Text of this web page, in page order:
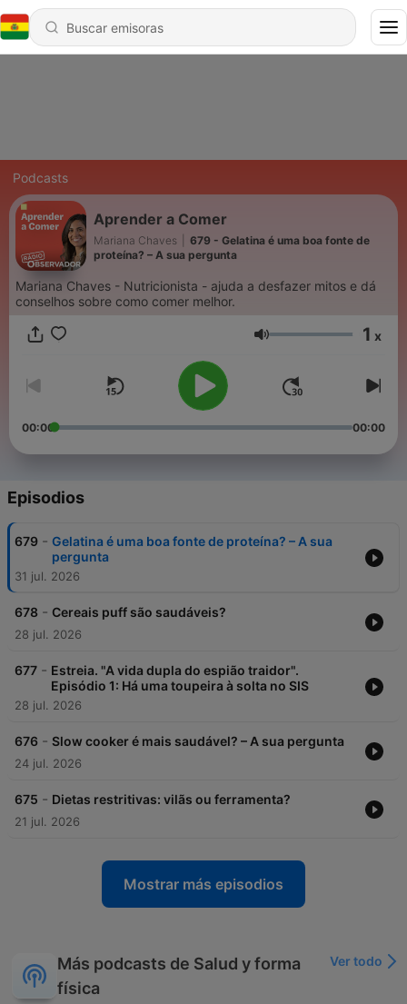
Podcasts
Aprender a Comer
Mariana Chaves
679 - Gelatina é uma boa fonte de
proteína? – A sua pergunta
Mariana Chaves - Nutricionista - ajuda a desfazer mitos e dá
conselhos sobre como comer melhor.
Volumen 1 x
00:00 00:00
Episodios
679 - Gelatina é uma boa fonte de proteína? – A sua
pergunta
31 jul. 2026
678 - Cereais puff são saudáveis?
28 jul. 2026
677 - Estreia. "A vida dupla do espião traidor".
Episódio 1: Há uma toupeira à solta no SIS
28 jul. 2026
676 - Slow cooker é mais saudável? – A sua pergunta
24 jul. 2026
675 - Dietas restritivas: vilãs ou ferramenta?
21 jul. 2026
Mostrar más episodios
Más podcasts de Salud y forma
física
Ver todo